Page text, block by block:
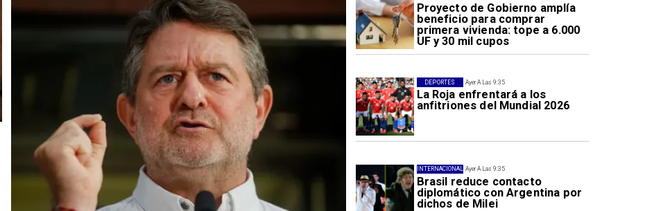
Proyecto de Gobierno amplía
beneficio para comprar
primera vivienda: tope a 6.000
UF y 30 mil cupos
Ayer A Las 9:35
La Roja enfrentará a los
anfitriones del Mundial 2026
DEPORTES
Ayer A Las 9:35
Brasil reduce contacto
diplomático con Argentina por
dichos de Milei
INTERNACIONAL